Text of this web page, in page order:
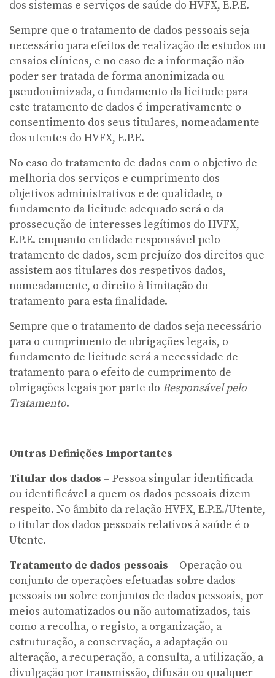
dos sistemas e serviços de saúde do HVFX, E.P.E.
Sempre que o tratamento de dados pessoais seja
necessário para efeitos de realização de estudos ou
ensaios clínicos, e no caso de a informação não
poder ser tratada de forma anonimizada ou
pseudonimizada, o fundamento da licitude para
este tratamento de dados é imperativamente o
consentimento dos seus titulares, nomeadamente
dos utentes do HVFX, E.P.E.
No caso do tratamento de dados com o objetivo de
melhoria dos serviços e cumprimento dos
objetivos administrativos e de qualidade, o
fundamento da licitude adequado será o da
prossecução de interesses legítimos do HVFX,
E.P.E. enquanto entidade responsável pelo
tratamento de dados, sem prejuízo dos direitos que
assistem aos titulares dos respetivos dados,
nomeadamente, o direito à limitação do
tratamento para esta finalidade.
Sempre que o tratamento de dados seja necessário
para o cumprimento de obrigações legais, o
fundamento de licitude será a necessidade de
tratamento para o efeito de cumprimento de
obrigações legais por parte do Responsável pelo
Tratamento.
Outras Definições Importantes
Titular dos dados – Pessoa singular identificada
ou identificável a quem os dados pessoais dizem
respeito. No âmbito da relação HVFX, E.P.E./Utente,
o titular dos dados pessoais relativos à saúde é o
Utente.
Tratamento de dados pessoais – Operação ou
conjunto de operações efetuadas sobre dados
pessoais ou sobre conjuntos de dados pessoais, por
meios automatizados ou não automatizados, tais
como a recolha, o registo, a organização, a
estruturação, a conservação, a adaptação ou
alteração, a recuperação, a consulta, a utilização, a
divulgação por transmissão, difusão ou qualquer